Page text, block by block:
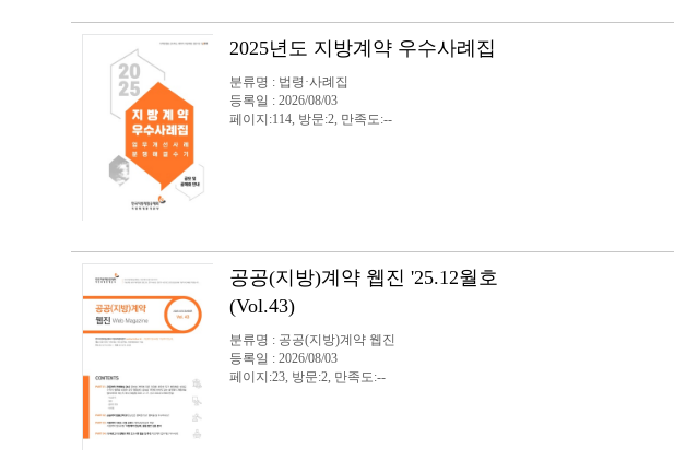
2025년도 지방계약 우수사례집
분류명 : 법령·사례집
등록일 : 2026/08/03
페이지:114, 방문:2, 만족도:--
공공(지방)계약 웹진 '25.12월호
(Vol.43)
분류명 : 공공(지방)계약 웹진
등록일 : 2026/08/03
페이지:23, 방문:2, 만족도:--